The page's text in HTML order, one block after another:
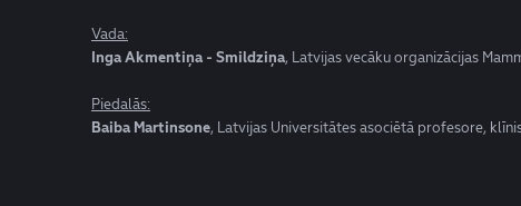
Vada:
Inga Akmentiņa - Smildziņa, Latvijas vecāku organizācijas
Piedalās:
Baiba Martinsone, Latvijas Universitātes asociētā profesore,